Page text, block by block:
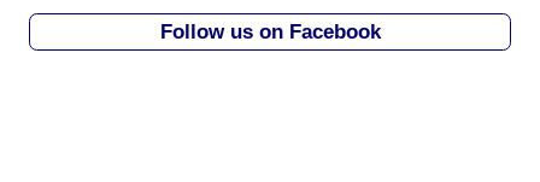
i
Follow us on Facebook